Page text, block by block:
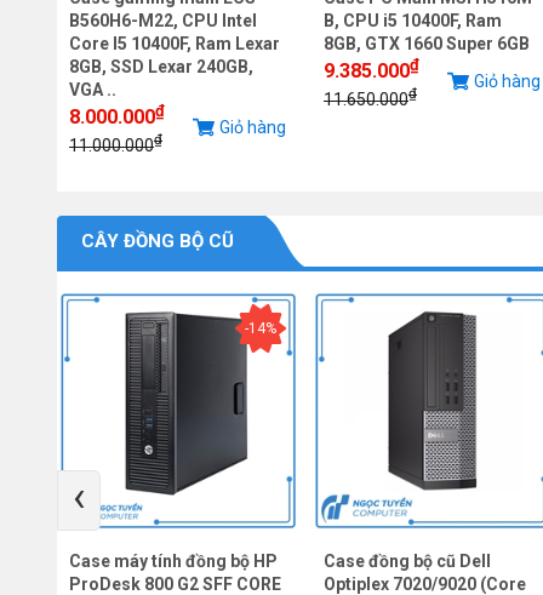
B560H6-M22, CPU Intel
Core I5 10400F, Ram Lexar
8GB, SSD Lexar 240GB,
VGA ..
8.000.000₫
11.000.000₫
Giỏ hàng
B, CPU i5 10400F, Ram
8GB, GTX 1660 Super 6GB
9.385.000₫
11.650.000₫
Giỏ hàng
CÂY ĐỒNG BỘ CŨ
-14%
Case máy tính đồng bộ HP
ProDesk 800 G2 SFF CORE
Case đồng bộ cũ Dell
Optiplex 7020/9020 (Core
‹